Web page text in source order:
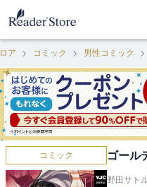
ア コミック 男性コミック
コミック ゴール
野田サト